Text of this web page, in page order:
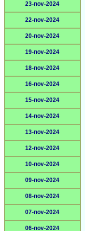
23-nov-2024
22-nov-2024
20-nov-2024
19-nov-2024
18-nov-2024
16-nov-2024
15-nov-2024
14-nov-2024
13-nov-2024
12-nov-2024
10-nov-2024
09-nov-2024
08-nov-2024
07-nov-2024
06-nov-2024